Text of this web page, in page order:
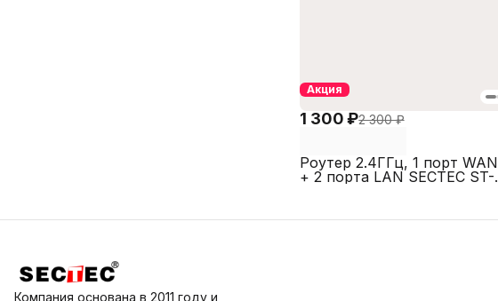
Акция
1 300 ₽2 300 ₽
Роутер 2.4ГГц, 1 порт WAN
+ 2 порта LAN SECTEC ST-
Компания основана в 2011 году и